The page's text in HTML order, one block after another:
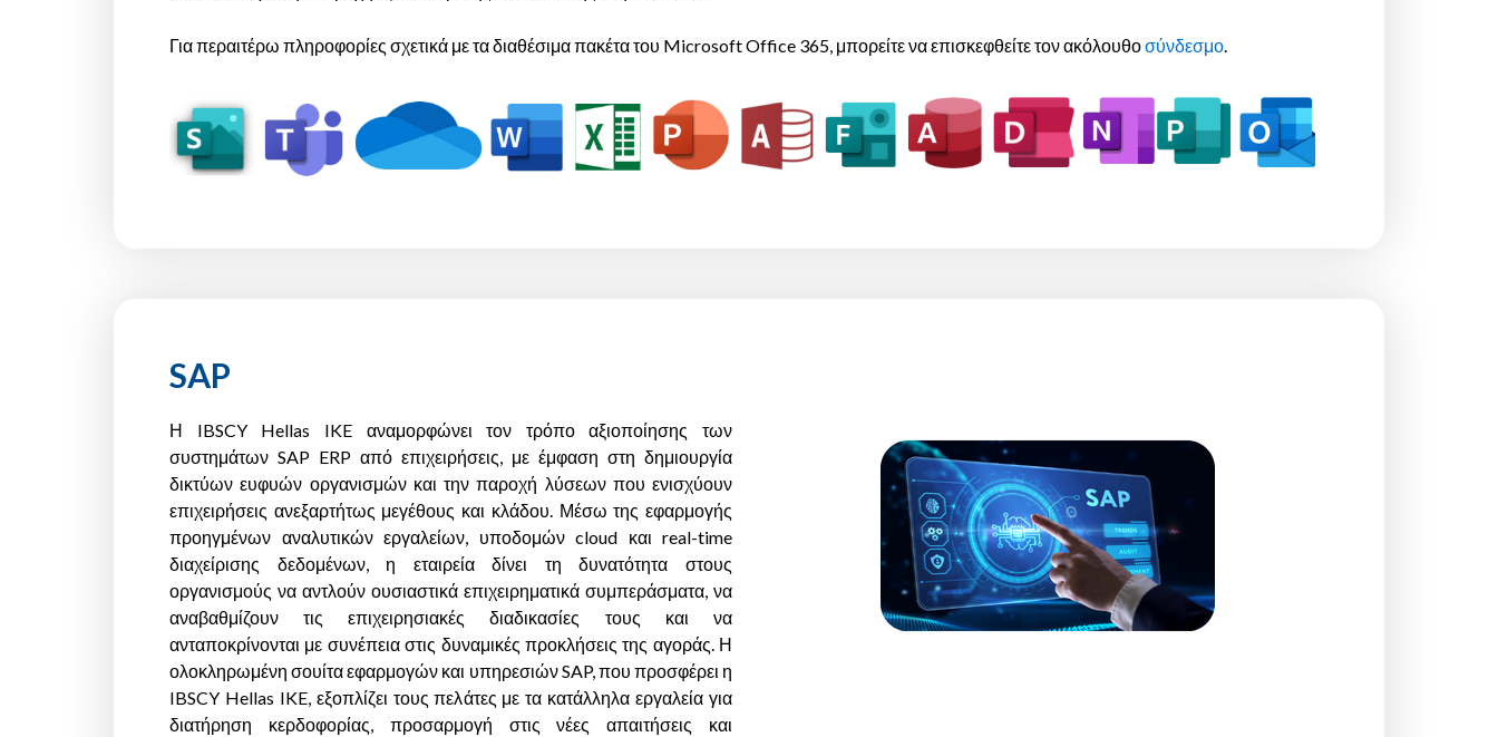
Για περαιτέρω πληροφορίες σχετικά με τα διαθέσιμα πακέτα του Microsoft Office 365, μπορείτε να επισκεφθείτε τον ακόλουθοσύνδεσμο.
SAP
Η IBSCY Hellas IKE αναμορφώνει τον τρόπο αξιοποίησης των
συστημάτων SAP ERP από επιχειρήσεις, με έμφαση στη δημιουργία
δικτύων ευφυών οργανισμών και την παροχή λύσεων που ενισχύουν
επιχειρήσεις ανεξαρτήτως μεγέθους και κλάδου. Μέσω της εφαρμογής
προηγμένων αναλυτικών εργαλείων, υποδομών cloud και real-time
διαχείρισης δεδομένων, η εταιρεία δίνει τη δυνατότητα στους
οργανισμούς να αντλούν ουσιαστικά επιχειρηματικά συμπεράσματα, να
αναβαθμίζουν τις επιχειρησιακές διαδικασίες τους και να
ανταποκρίνονται με συνέπεια στις δυναμικές προκλήσεις της αγοράς. Η
ολοκληρωμένη σουίτα εφαρμογών και υπηρεσιών SAP, που προσφέρει η
IBSCY Hellas IKE, εξοπλίζει τους πελάτες με τα κατάλληλα εργαλεία για
διατήρηση κερδοφορίας, προσαρμογή στις νέες απαιτήσεις και